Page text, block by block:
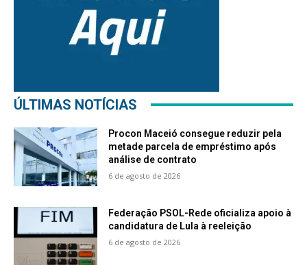
ÚLTIMAS NOTÍCIAS
Procon Maceió consegue reduzir pela
metade parcela de empréstimo após
análise de contrato
6 de agosto de 2026
Federação PSOL-Rede oficializa apoio à
candidatura de Lula à reeleição
6 de agosto de 2026